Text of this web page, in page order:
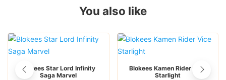
You also like
Blokees Star Lord Infinity
Saga Marvel
Blokees Kamen Rider Vice
Starlight